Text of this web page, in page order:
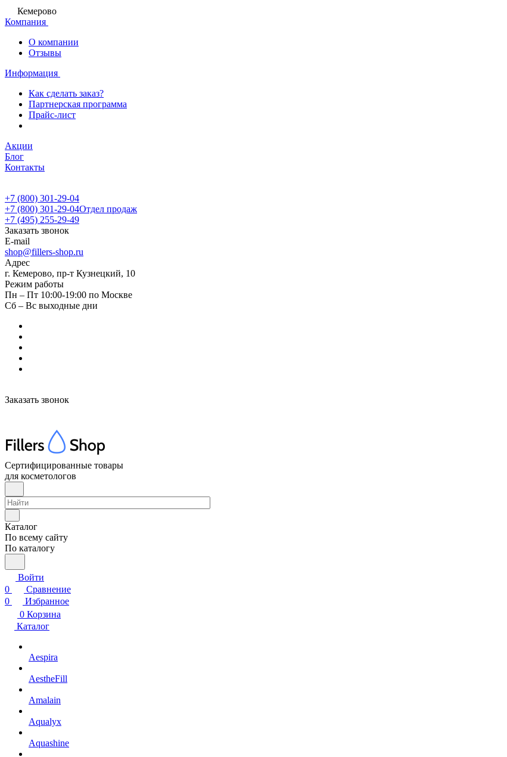
Кемерово
Компания
О компании
Отзывы
Информация
Как сделать заказ?
Партнерская программа
Прайс-лист
Акции
Блог
Контакты
+7 (800) 301-29-04
+7 (800) 301-29-04Отдел продаж
+7 (495) 255-29-49
Заказать звонок
E-mail
shop@fillers-shop.ru
Адрес
г. Кемерово, пр-т Кузнецкий, 10
Режим работы
Пн – Пт 10:00-19:00 по Москве
Сб – Вс выходные дни
Заказать звонок
Сертифицированные товары
для косметологов
Каталог
По всему сайту
По каталогу
Войти
0
Сравнение
0
Избранное
0 Корзина
Каталог
Aespira
AestheFill
Amalain
Aqualyx
Aquashine